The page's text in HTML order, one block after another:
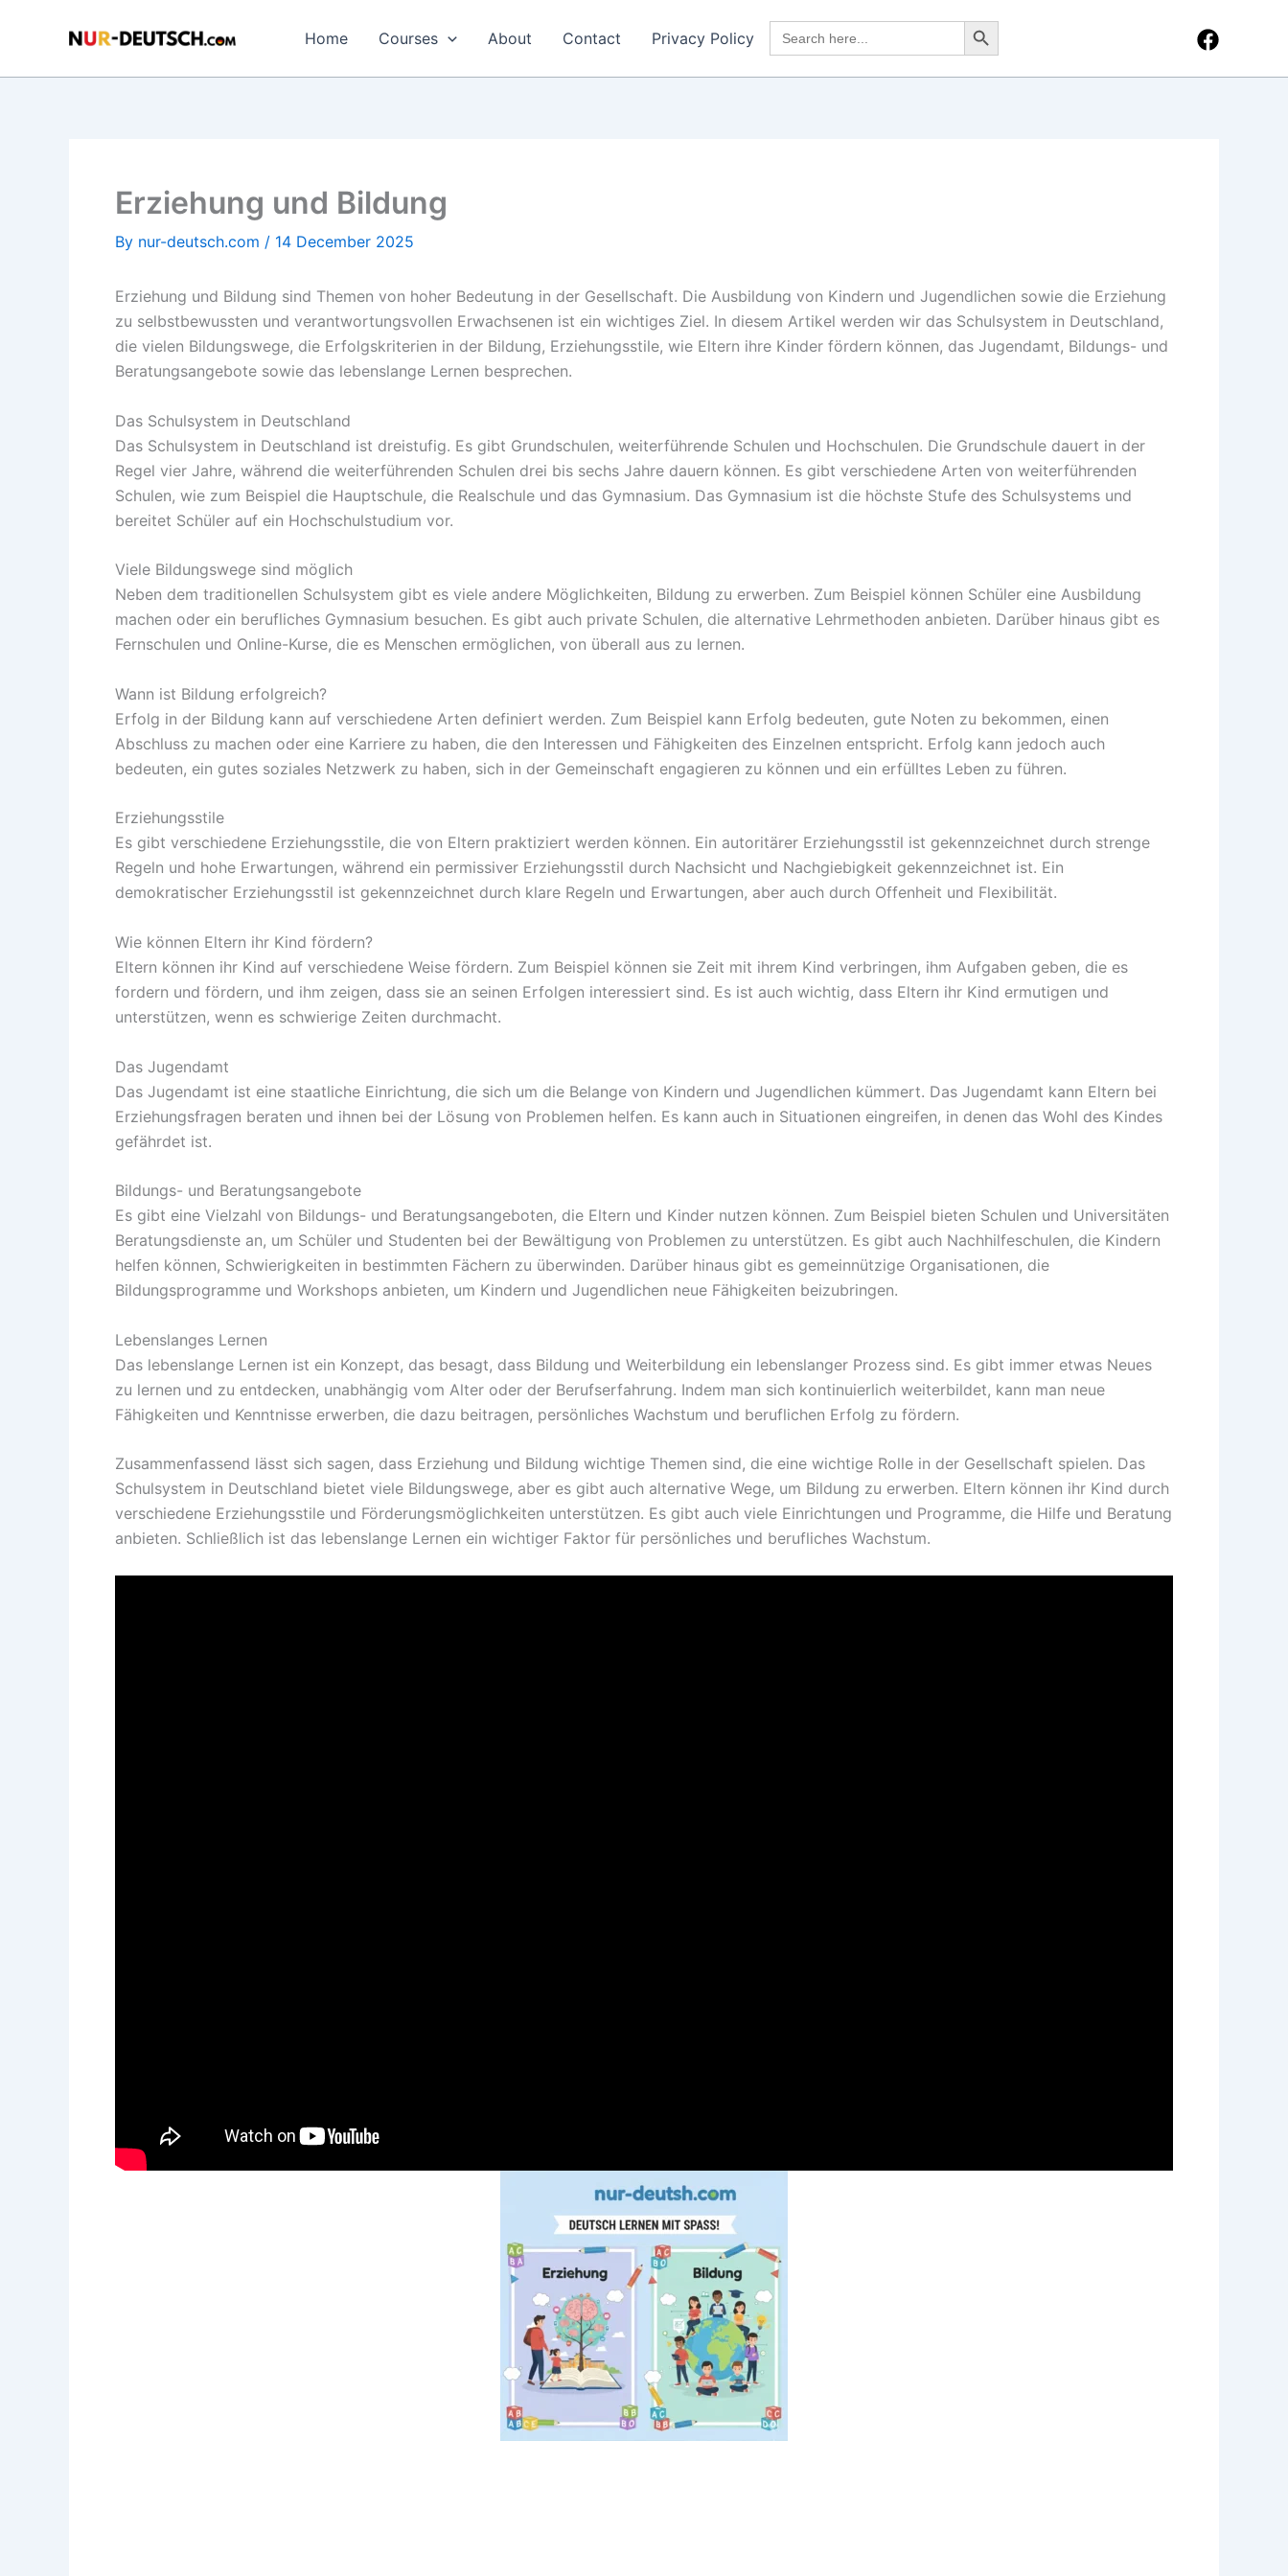
Home Courses About Contact Privacy Policy
Search
for:
Search Button
Erziehung und Bildung
By nur-deutsch.com / 14 December 2025
Erziehung und Bildung sind Themen von hoher Bedeutung in der Gesellschaft. Die Ausbildung von Kindern und Jugendlichen sowie die Erziehung
zu selbstbewussten und verantwortungsvollen Erwachsenen ist ein wichtiges Ziel. In diesem Artikel werden wir das Schulsystem in Deutschland,
die vielen Bildungswege, die Erfolgskriterien in der Bildung, Erziehungsstile, wie Eltern ihre Kinder fördern können, das Jugendamt, Bildungs- und
Beratungsangebote sowie das lebenslange Lernen besprechen.
Das Schulsystem in Deutschland
Das Schulsystem in Deutschland ist dreistufig. Es gibt Grundschulen, weiterführende Schulen und Hochschulen. Die Grundschule dauert in der
Regel vier Jahre, während die weiterführenden Schulen drei bis sechs Jahre dauern können. Es gibt verschiedene Arten von weiterführenden
Schulen, wie zum Beispiel die Hauptschule, die Realschule und das Gymnasium. Das Gymnasium ist die höchste Stufe des Schulsystems und
bereitet Schüler auf ein Hochschulstudium vor.
Viele Bildungswege sind möglich
Neben dem traditionellen Schulsystem gibt es viele andere Möglichkeiten, Bildung zu erwerben. Zum Beispiel können Schüler eine Ausbildung
machen oder ein berufliches Gymnasium besuchen. Es gibt auch private Schulen, die alternative Lehrmethoden anbieten. Darüber hinaus gibt es
Fernschulen und Online-Kurse, die es Menschen ermöglichen, von überall aus zu lernen.
Wann ist Bildung erfolgreich?
Erfolg in der Bildung kann auf verschiedene Arten definiert werden. Zum Beispiel kann Erfolg bedeuten, gute Noten zu bekommen, einen
Abschluss zu machen oder eine Karriere zu haben, die den Interessen und Fähigkeiten des Einzelnen entspricht. Erfolg kann jedoch auch
bedeuten, ein gutes soziales Netzwerk zu haben, sich in der Gemeinschaft engagieren zu können und ein erfülltes Leben zu führen.
Erziehungsstile
Es gibt verschiedene Erziehungsstile, die von Eltern praktiziert werden können. Ein autoritärer Erziehungsstil ist gekennzeichnet durch strenge
Regeln und hohe Erwartungen, während ein permissiver Erziehungsstil durch Nachsicht und Nachgiebigkeit gekennzeichnet ist. Ein
demokratischer Erziehungsstil ist gekennzeichnet durch klare Regeln und Erwartungen, aber auch durch Offenheit und Flexibilität.
Wie können Eltern ihr Kind fördern?
Eltern können ihr Kind auf verschiedene Weise fördern. Zum Beispiel können sie Zeit mit ihrem Kind verbringen, ihm Aufgaben geben, die es
fordern und fördern, und ihm zeigen, dass sie an seinen Erfolgen interessiert sind. Es ist auch wichtig, dass Eltern ihr Kind ermutigen und
unterstützen, wenn es schwierige Zeiten durchmacht.
Das Jugendamt
Das Jugendamt ist eine staatliche Einrichtung, die sich um die Belange von Kindern und Jugendlichen kümmert. Das Jugendamt kann Eltern bei
Erziehungsfragen beraten und ihnen bei der Lösung von Problemen helfen. Es kann auch in Situationen eingreifen, in denen das Wohl des Kindes
gefährdet ist.
Bildungs- und Beratungsangebote
Es gibt eine Vielzahl von Bildungs- und Beratungsangeboten, die Eltern und Kinder nutzen können. Zum Beispiel bieten Schulen und Universitäten
Beratungsdienste an, um Schüler und Studenten bei der Bewältigung von Problemen zu unterstützen. Es gibt auch Nachhilfeschulen, die Kindern
helfen können, Schwierigkeiten in bestimmten Fächern zu überwinden. Darüber hinaus gibt es gemeinnützige Organisationen, die
Bildungsprogramme und Workshops anbieten, um Kindern und Jugendlichen neue Fähigkeiten beizubringen.
Lebenslanges Lernen
Das lebenslange Lernen ist ein Konzept, das besagt, dass Bildung und Weiterbildung ein lebenslanger Prozess sind. Es gibt immer etwas Neues
zu lernen und zu entdecken, unabhängig vom Alter oder der Berufserfahrung. Indem man sich kontinuierlich weiterbildet, kann man neue
Fähigkeiten und Kenntnisse erwerben, die dazu beitragen, persönliches Wachstum und beruflichen Erfolg zu fördern.
Zusammenfassend lässt sich sagen, dass Erziehung und Bildung wichtige Themen sind, die eine wichtige Rolle in der Gesellschaft spielen. Das
Schulsystem in Deutschland bietet viele Bildungswege, aber es gibt auch alternative Wege, um Bildung zu erwerben. Eltern können ihr Kind durch
verschiedene Erziehungsstile und Förderungsmöglichkeiten unterstützen. Es gibt auch viele Einrichtungen und Programme, die Hilfe und Beratung
anbieten. Schließlich ist das lebenslange Lernen ein wichtiger Faktor für persönliches und berufliches Wachstum.